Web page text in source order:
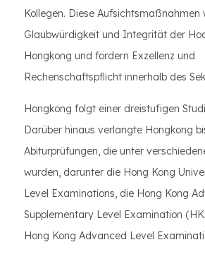
Kollegen. Diese Aufsichtsmaßnahmen
Glaubwürdigkeit und Integrität der
Hongkong und fördern Exzellenz und
Rechenschaftspflicht innerhalb des
Hongkong folgt einer dreistufigen
Darüber hinaus verlangte Hongkong
Abiturprüfungen, die unter
wurden, darunter die Hong Kong
Level Examinations, die Hong Kong
Supplementary Level Examination
Hong Kong Advanced Level